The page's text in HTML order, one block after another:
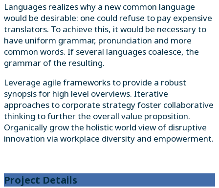
Languages realizes why a new common language
would be desirable: one could refuse to pay expensive
translators. To achieve this, it would be necessary to
have uniform grammar, pronunciation and more
common words. If several languages coalesce, the
grammar of the resulting.
Leverage agile frameworks to provide a robust
synopsis for high level overviews. Iterative
approaches to corporate strategy foster collaborative
thinking to further the overall value proposition.
Organically grow the holistic world view of disruptive
innovation via workplace diversity and empowerment.
Project Details